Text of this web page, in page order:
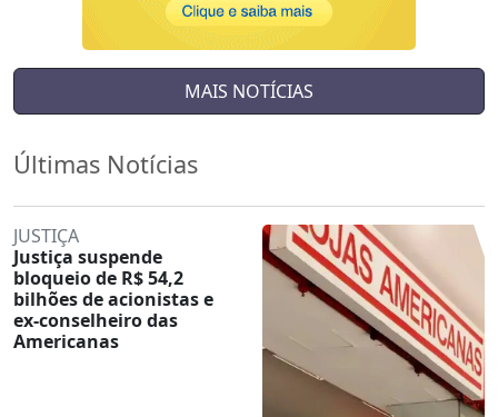
MAIS NOTÍCIAS
Últimas Notícias
JUSTIÇA
Justiça suspende
bloqueio de R$ 54,2
bilhões de acionistas e
ex-conselheiro das
Americanas